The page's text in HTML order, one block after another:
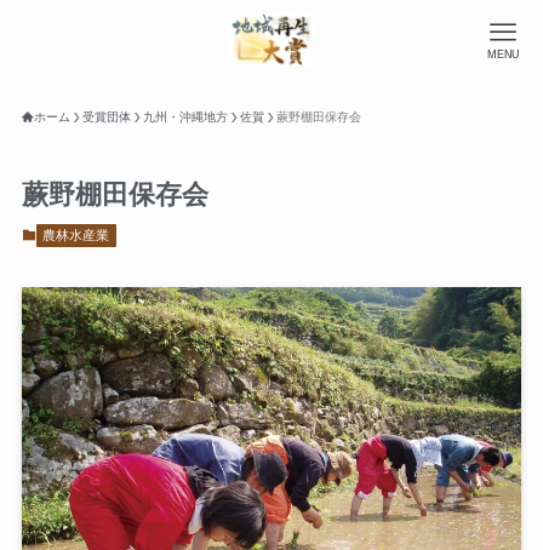
MENU
ホーム 受賞団体 九州・沖縄地方 佐賀 蕨野棚田保存会
蕨野棚田保存会
農林水産業